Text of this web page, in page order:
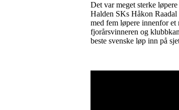
Det var meget sterke
Halden SKs Håkon
med fem løpere innenfor
fjorårsvinneren og
beste svenske løp inn på